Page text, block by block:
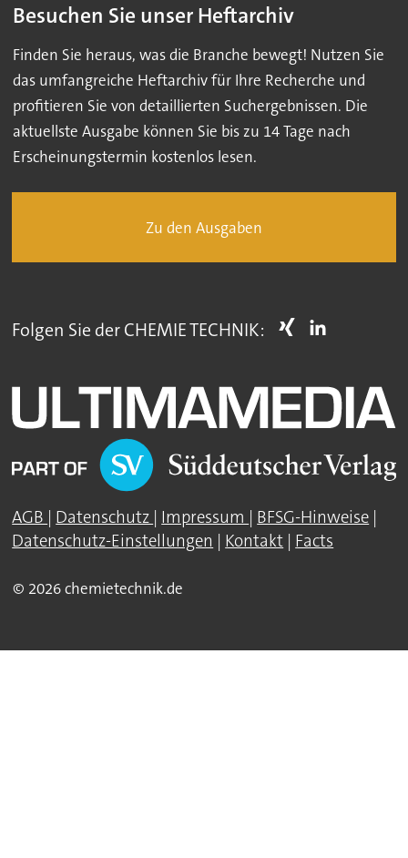
Besuchen Sie unser Heftarchiv
Finden Sie heraus, was die Branche bewegt! Nutzen Sie
das umfangreiche Heftarchiv für Ihre Recherche und
profitieren Sie von detaillierten Suchergebnissen. Die
aktuellste Ausgabe können Sie bis zu 14 Tage nach
Erscheinungstermin kostenlos lesen.
Zu den Ausgaben
Folgen Sie der CHEMIE TECHNIK:
AGB | Datenschutz | Impressum | BFSG-Hinweise |
Datenschutz-Einstellungen | Kontakt | Facts
© 2026 chemietechnik.de